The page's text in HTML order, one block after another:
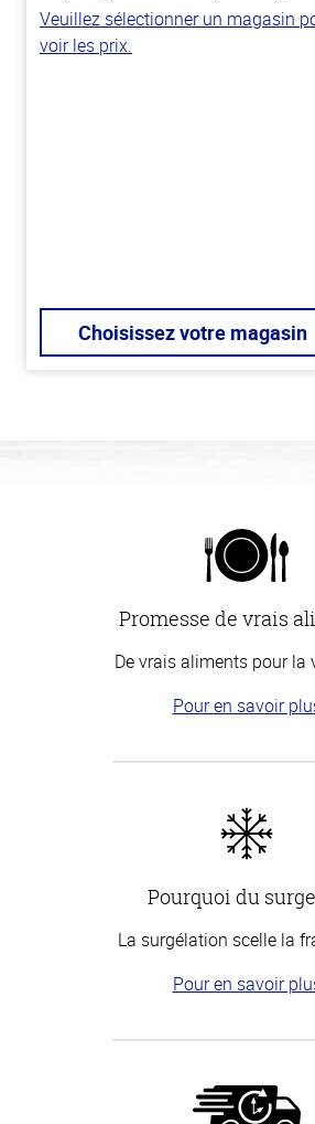
Veuillez sélectionner un magasin
voir les prix.
Choisissez votre magasin
Promesse de vrais
De vrais aliments pour la
Pour en savoir
Pourquoi du
La surgélation scelle la
Pour en savoir